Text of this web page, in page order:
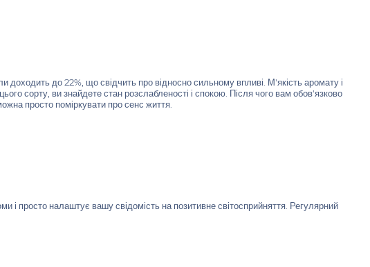
до 22%, що свідчить про відносно сильному впливі. М'якість аромату і
сорту, ви знайдете стан розслабленості і спокою. Після чого вам обов'язково
просто поміркувати про сенс життя.
і просто налаштує вашу свідомість на позитивне світосприйняття. Регулярний